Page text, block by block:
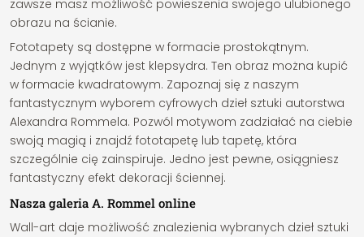
zawsze masz możliwość powieszenia swojego ulubionego
obrazu na ścianie.
Fototapety są dostępne w formacie prostokątnym.
Jednym z wyjątków jest klepsydra. Ten obraz można kupić
w formacie kwadratowym. Zapoznaj się z naszym
fantastycznym wyborem cyfrowych dzieł sztuki autorstwa
Alexandra Rommela. Pozwól motywom zadziałać na ciebie
swoją magią i znajdź fototapetę lub tapetę, która
szczególnie cię zainspiruje. Jedno jest pewne, osiągniesz
fantastyczny efekt dekoracji ściennej.
Nasza galeria A. Rommel online
Wall-art daje możliwość znalezienia wybranych dzieł sztuki